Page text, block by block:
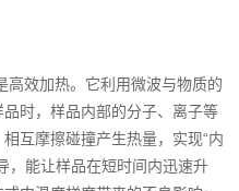
高效加热。它利用微波与物质的
时，样品内部的分子、离子等
互摩擦碰撞产生热量，实现“内
，能让样品在短时间内迅速升